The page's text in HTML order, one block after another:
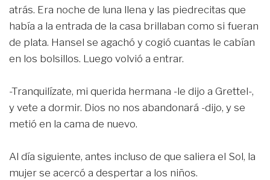
atrás. Era noche de luna llena y las piedrecitas que
había a la entrada de la casa brillaban como si fueran
de plata. Hansel se agachó y cogió cuantas le cabían
en los bolsillos. Luego volvió a entrar.
-Tranquilízate, mi querida hermana -le dijo a Grettel-,
y vete a dormir. Dios no nos abandonará -dijo, y se
metió en la cama de nuevo.
Al día siguiente, antes incluso de que saliera el Sol, la
mujer se acercó a despertar a los niños.